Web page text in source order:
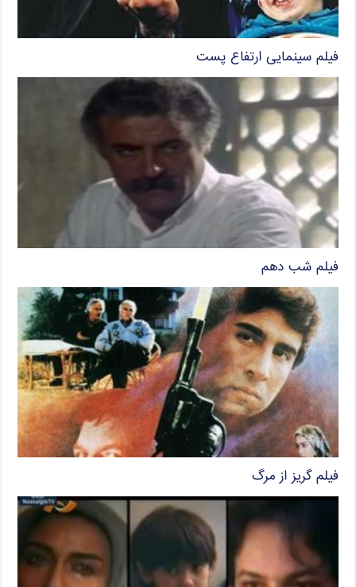
فیلم سینمایی ارتفاع پست
فیلم شب دهم
فیلم گریز از مرگ